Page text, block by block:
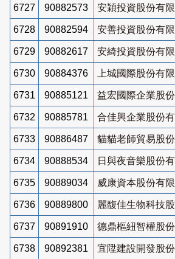
6727 90882573 安穎投資股份有限
6728 90882594 安善投資股份有限
6729 90882617 安綺投資股份有限
6730 90884376 上城國際股份有
6731 90885121 益宏國際企業股
6732 90885781 合佳興企業股份
6733 90886487 貓貓老師貿易股
6734 90888534 日與夜音樂股份
6735 90889034 威康資本股份有
6736 90889800 麗馥佳生物科技
6737 90891910 德鼎樞紐智權股
6738 90892381 宜陞建設開發股